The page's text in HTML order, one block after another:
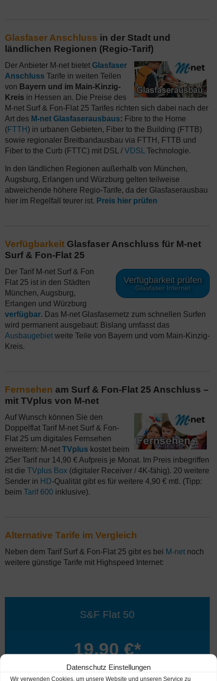
Datenschutz Einstellungen
Wir verwenden Cookies, um unsere Website und unseren Service zu
Glasfaser Anschluss in der Stadt und
ländlichen Regionen (Regio-Tarif)
Der Anbieter M-net bietet Glasfaser
Anschluss Tarife in weiten Teilen
von Bayern und im Main-Kinzig-
Kreis in Hessen an. Die Preise des
M-net Surf & Fon-Flat 25 Tarifes richten sich dabei nach der
Art des M-net Glasfaserausbaus: Fibre to the Home
(FTTH) in urbanen Gebieten, Fiber to the Building (FTTB)
sowie regionaler Breitbandausbau via FTTH, FTTB und
Fiber to the Curb (FTTC) mit DSL / VDSL Technologie.
In den ländlichen Regionen außerhalb von München,
Augsburg, Erlangen und Würzburg gelten teilweise
abweichende höhere Regio-Tarife, da der Glasfaserausbau
hier im Regelfall teurer ist. Preis hier prüfen
Verfügbarkeit Glasfaser Anschluss für M-net
Surf & Fon-Flat 25
Verfügbarkeit prüfen
Glasfaser Internet
Der Tarif M-net Surf & Fon
Flat 25 ist in den Städten
München, Augsburg,
Erlangen und Würzburg
verfügbar. Das M-net Glasfasernetz zum schnellen Surfen
wird permanent ausgebaut: Bislang umfasst das
Ausbaugebiet weite Teile von Bayern und vom Main-Kinzig-
Kreis.
Fernsehen am Surf & Fon-Flat 25 Anschluss –
mit TVplus von M-net
Auf Wunsch können Sie den
Doppelflat Tarif M-net Surf & Fon-
Flat 25 um digitales Fernsehen
erweitern: M-net TVplus kostet beim
25er Tarif nur 14,90 € Aufpreis je Monat. Im Preis inbegriffen
ist die TVplus Box (digitaler Receiver / 4K-fähig). 20 weitere
Sender in HD-Qualität gibt es für weitere 4,90 € mtl. (Tipp:
beim Tarif 600 inklusive).
Alternative Tarife im Vergleich
Neben dem Tarif Surf & Fon-Flat 25 gibt es bei M-net noch
weitere günstige Tarife mit Highspeed Internet:
S&F Flat 50
19,90 €*
34,90 €*